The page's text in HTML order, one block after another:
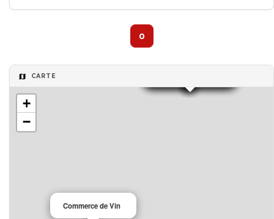
0
CARTE
Commerce de Vin
+
−